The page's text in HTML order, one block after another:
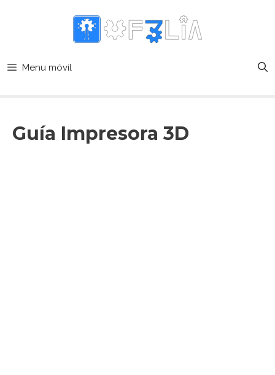
Menu móvil
Guía Impresora 3D